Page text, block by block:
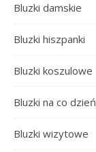
Bluzki damskie
Bluzki hiszpanki
Bluzki koszulowe
Bluzki na co dzień
Bluzki wizytowe